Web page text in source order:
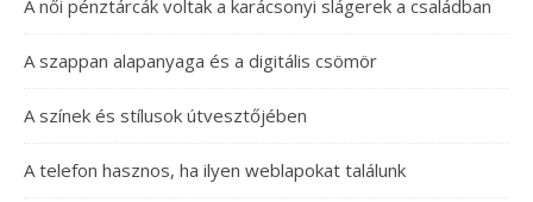
A női pénztárcák voltak a karácsonyi slágerek a családban
A szappan alapanyaga és a digitális csömör
A színek és stílusok útvesztőjében
A telefon hasznos, ha ilyen weblapokat találunk